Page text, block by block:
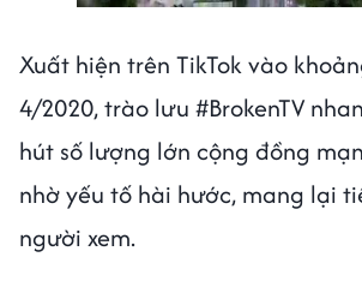
Xuất hiện trên TikTok vào
4/2020, trào lưu #BrokenTV
hút số lượng lớn cộng đồng
nhờ yếu tố hài hước, mang lại
người xem.